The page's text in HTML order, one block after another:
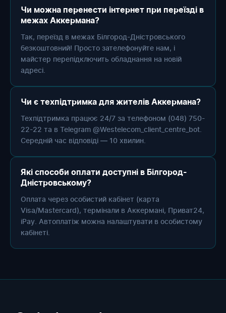
Чи можна перенести інтернет при переїзді в
межах Аккермана?
Так, переїзд в межах Білгород-Дністровського
безкоштовний! Просто зателефонуйте нам, і
майстер перепідключить обладнання на новій
адресі.
Чи є техпідтримка для жителів Аккермана?
Техпідтримка працює 24/7 за телефоном (048) 750-
22-22 та в Telegram @Westelecom_client_centre_bot.
Середній час відповіді — 10 хвилин.
Які способи оплати доступні в Білгород-
Дністровському?
Оплата через особистий кабінет (карта
Visa/Mastercard), термінали в Аккермані, Приват24,
iPay. Автоплатіж можна налаштувати в особистому
кабінеті.